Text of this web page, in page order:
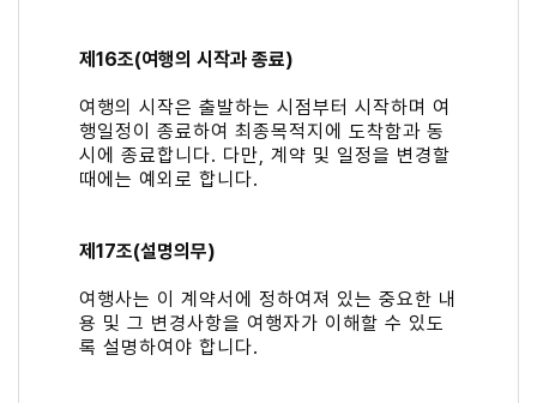
제16조(여행의 시작과 종료)
여행의 시작은 출발하는 시점부터 시작하며 여
행일정이 종료하여 최종목적지에 도착함과 동
시에 종료합니다. 다만, 계약 및 일정을 변경할
때에는 예외로 합니다.
제17조(설명의무)
여행사는 이 계약서에 정하여져 있는 중요한 내
용 및 그 변경사항을 여행자가 이해할 수 있도
록 설명하여야 합니다.